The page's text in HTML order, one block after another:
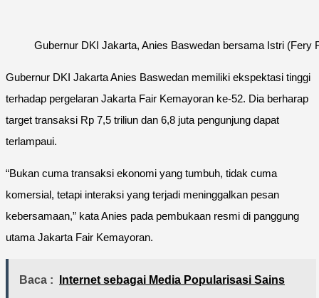
Gubernur DKI Jakarta, Anies Baswedan bersama Istri
Gubernur DKI Jakarta Anies Baswedan memiliki ekspektasi tinggi
terhadap pergelaran Jakarta Fair Kemayoran ke-52. Dia berharap
target transaksi Rp 7,5 triliun dan 6,8 juta pengunjung dapat
terlampaui.
“Bukan cuma transaksi ekonomi yang tumbuh, tidak cuma
komersial, tetapi interaksi yang terjadi meninggalkan pesan
kebersamaan,” kata Anies pada pembukaan resmi di panggung
utama Jakarta Fair Kemayoran.
Baca : Internet sebagai Media Popularisasi Sains